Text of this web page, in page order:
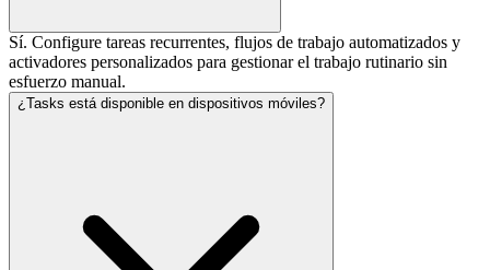
Sí. Configure tareas recurrentes, flujos de trabajo automatizados y
activadores personalizados para gestionar el trabajo rutinario sin
esfuerzo manual.
¿Tasks está disponible en dispositivos móviles?